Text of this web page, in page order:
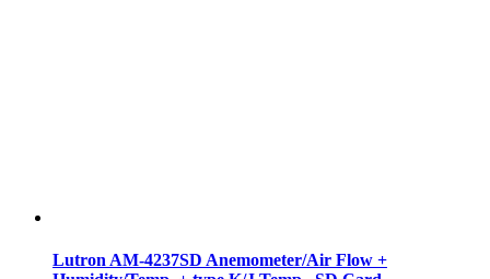
Lutron AM-4237SD Anemometer/Air Flow +